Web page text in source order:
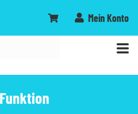
Mein Konto
Jahren!
Jahren!